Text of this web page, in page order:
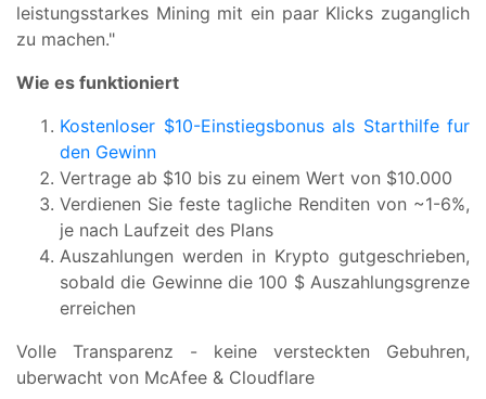
leistungsstarkes Mining mit ein paar Klicks zuganglich
zu machen."
Wie es funktioniert
Kostenloser $10-Einstiegsbonus als Starthilfe fur
den Gewinn
Vertrage ab $10 bis zu einem Wert von $10.000
Verdienen Sie feste tagliche Renditen von ~1-6%,
je nach Laufzeit des Plans
Auszahlungen werden in Krypto gutgeschrieben,
sobald die Gewinne die 100 $ Auszahlungsgrenze
erreichen
Volle Transparenz - keine versteckten Gebuhren,
uberwacht von McAfee & Cloudflare